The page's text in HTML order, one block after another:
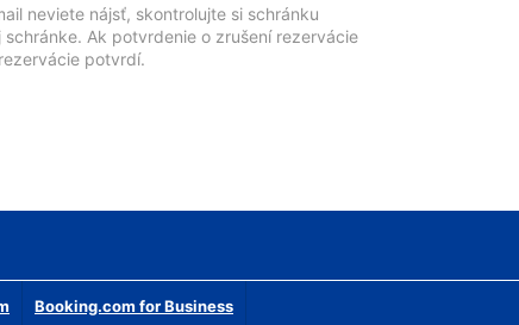
neviete nájsť, skontrolujte si schránku
Ak potvrdenie o zrušení rezervácie
potvrdí.
Booking.com for Business